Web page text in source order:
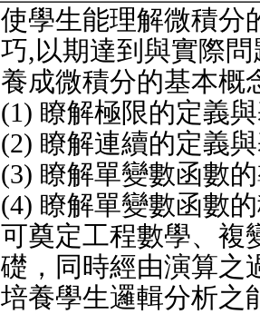
使學生能理解微積分
巧,以期達到與實際
養成微積分的基本概
(1) 瞭解極限的定義
(2) 瞭解連續的定義
(3) 瞭解單變數函數
(4) 瞭解單變數函數
可奠定工程數學、複
礎，同時經由演算之
培養學生邏輯分析之